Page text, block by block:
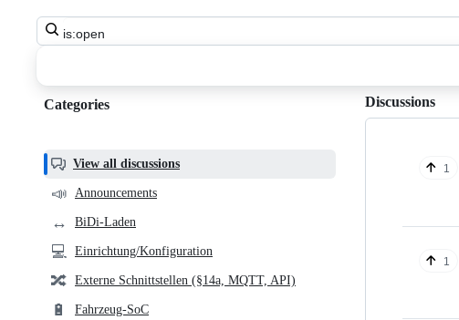
Search
all
Categories,
helpful,
and
links
Categories
View all discussions
📣 Announcements
↔️ BiDi-Laden
💻 Einrichtung/Konfiguration
🔀 Externe Schnittstellen (§14a, MQTT, API)
🔋 Fahrzeug-SoC
Discussions
1
1